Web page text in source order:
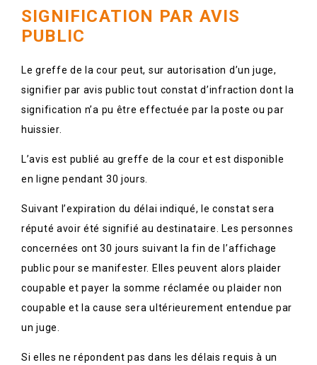
SIGNIFICATION PAR AVIS
PUBLIC
Le greffe de la cour peut, sur autorisation d’un juge,
signifier par avis public tout constat d’infraction dont la
signification n’a pu être effectuée par la poste ou par
huissier.
L’avis est publié au greffe de la cour et est disponible
en ligne pendant 30 jours.
Suivant l’expiration du délai indiqué, le constat sera
réputé avoir été signifié au destinataire. Les personnes
concernées ont 30 jours suivant la fin de l’affichage
public pour se manifester. Elles peuvent alors plaider
coupable et payer la somme réclamée ou plaider non
coupable et la cause sera ultérieurement entendue par
un juge.
Si elles ne répondent pas dans les délais requis à un